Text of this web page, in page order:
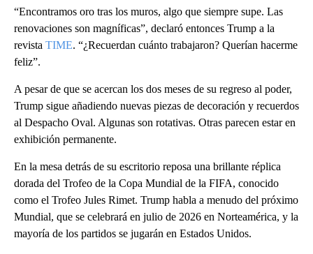
“Encontramos oro tras los muros, algo que siempre supe. Las
renovaciones son magníficas”, declaró entonces Trump a la
revista TIME. “¿Recuerdan cuánto trabajaron? Querían hacerme
feliz”.
A pesar de que se acercan los dos meses de su regreso al poder,
Trump sigue añadiendo nuevas piezas de decoración y recuerdos
al Despacho Oval. Algunas son rotativas. Otras parecen estar en
exhibición permanente.
En la mesa detrás de su escritorio reposa una brillante réplica
dorada del Trofeo de la Copa Mundial de la FIFA, conocido
como el Trofeo Jules Rimet. Trump habla a menudo del próximo
Mundial, que se celebrará en julio de 2026 en Norteamérica, y la
mayoría de los partidos se jugarán en Estados Unidos.